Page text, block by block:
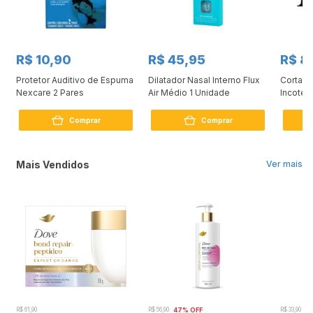
R$ 10,90
Protetor Auditivo de Espuma
Nexcare 2 Pares
Comprar
R$ 45,95
Dilatador Nasal Interno Flux
Air Médio 1 Unidade
Comprar
R$
Ver mais
Mais Vendidos
R$ 61,90 R$ 56,90 47% OFF R$ 33,90